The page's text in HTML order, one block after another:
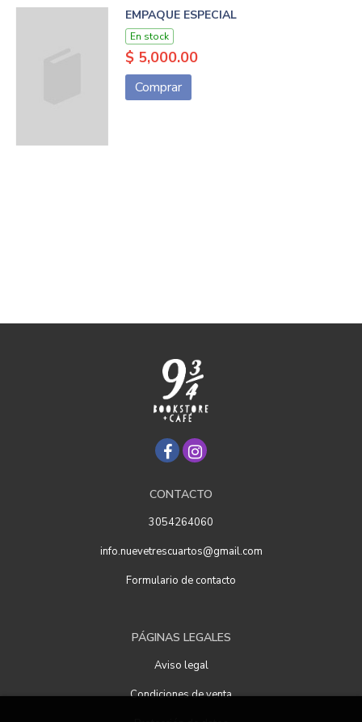
EMPAQUE ESPECIAL
En stock
$ 5,000.00
Comprar
CONTACTO
3054264060
info.nuevetrescuartos@gmail.com
Formulario de contacto
PÁGINAS LEGALES
Aviso legal
Condiciones de venta